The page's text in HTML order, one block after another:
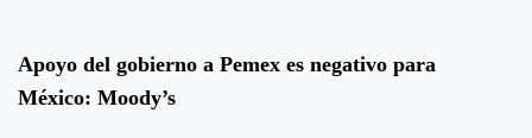
Apoyo del gobierno a Pemex es negativo para
México: Moody’s